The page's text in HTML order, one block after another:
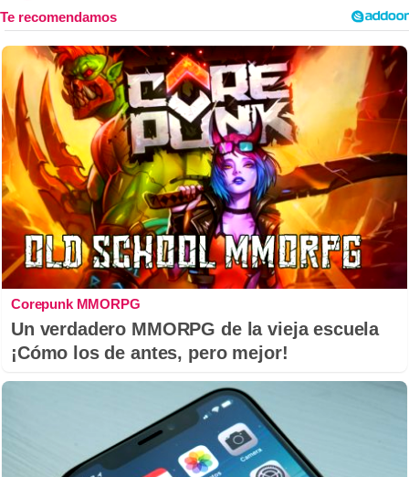
Corepunk MMORPG
Un verdadero MMORPG de la vieja escuela
¡Cómo los de antes, pero mejor!